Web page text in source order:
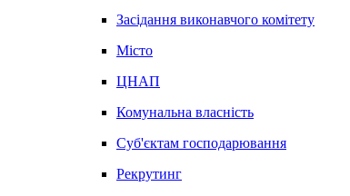
Засідання виконавчого комітету
Місто
ЦНАП
Комунальна власність
Суб'єктам господарювання
Рекрутинг